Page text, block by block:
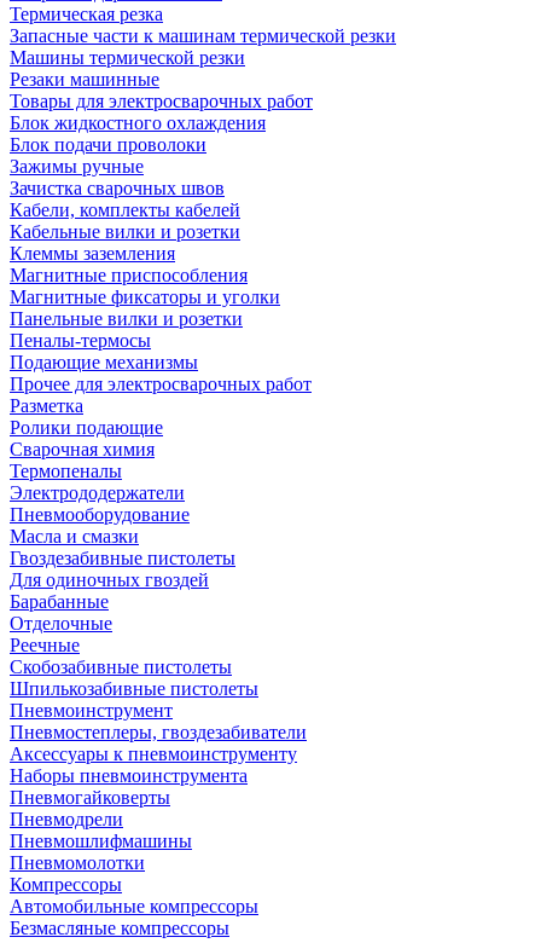
Термическая резка
Запасные части к машинам термической резки
Машины термической резки
Резаки машинные
Товары для электросварочных работ
Блок жидкостного охлаждения
Блок подачи проволоки
Зажимы ручные
Зачистка сварочных швов
Кабели, комплекты кабелей
Кабельные вилки и розетки
Клеммы заземления
Магнитные приспособления
Магнитные фиксаторы и уголки
Панельные вилки и розетки
Пеналы-термосы
Подающие механизмы
Прочее для электросварочных работ
Разметка
Ролики подающие
Сварочная химия
Термопеналы
Электрододержатели
Пневмооборудование
Масла и смазки
Гвоздезабивные пистолеты
Для одиночных гвоздей
Барабанные
Отделочные
Реечные
Скобозабивные пистолеты
Шпилькозабивные пистолеты
Пневмоинструмент
Пневмостеплеры, гвоздезабиватели
Аксессуары к пневмоинструменту
Наборы пневмоинструмента
Пневмогайковерты
Пневмодрели
Пневмошлифмашины
Пневмомолотки
Компрессоры
Автомобильные компрессоры
Безмасляные компрессоры